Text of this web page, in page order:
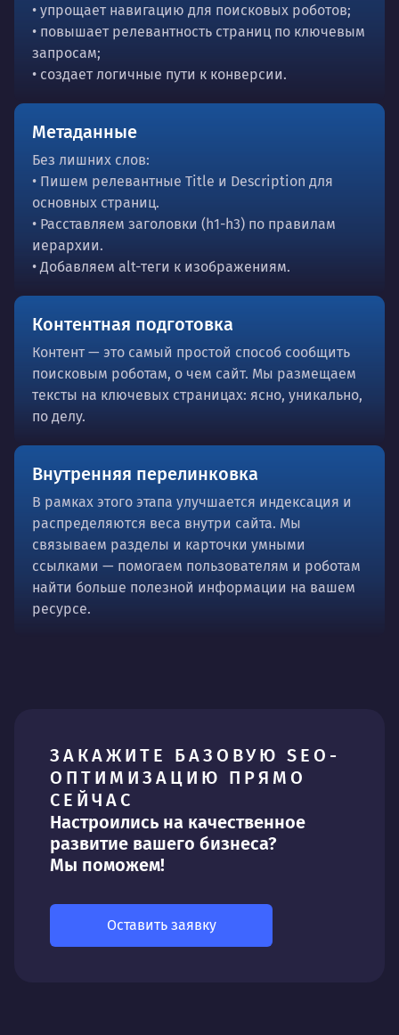
• упрощает навигацию для поисковых роботов;
• повышает релевантность страниц по ключевым
запросам;
• создает логичные пути к конверсии.
Метаданные
Без лишних слов:
• Пишем релевантные Title и Description для
основных страниц.
• Расставляем заголовки (h1-h3) по правилам
иерархии.
• Добавляем alt-теги к изображениям.
Контентная подготовка
Контент — это самый простой способ сообщить
поисковым роботам, о чем сайт. Мы размещаем
тексты на ключевых страницах: ясно, уникально,
по делу.
Внутренняя перелинковка
В рамках этого этапа улучшается индексация и
распределяются веса внутри сайта. Мы
связываем разделы и карточки умными
ссылками — помогаем пользователям и роботам
найти больше полезной информации на вашем
ресурсе.
ЗАКАЖИТЕ БАЗОВУЮ SEO-
ОПТИМИЗАЦИЮ ПРЯМО
СЕЙЧАС
Настроились на качественное
развитие вашего бизнеса?
Мы поможем!
Оставить заявку